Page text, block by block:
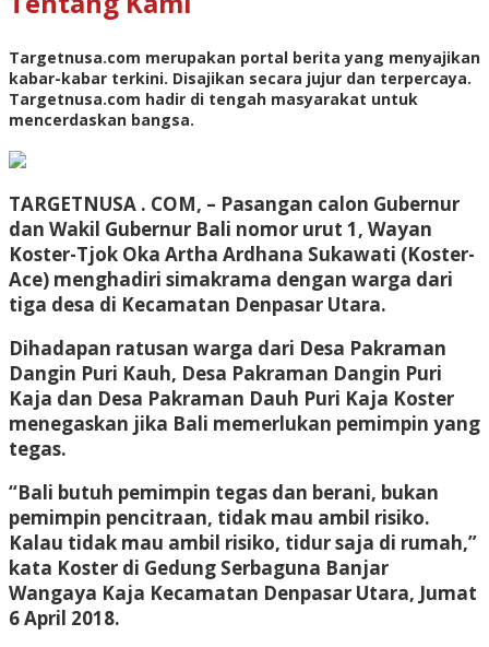
Targetnusa.com merupakan portal berita yang menyajikan
kabar-kabar terkini. Disajikan secara jujur dan terpercaya.
Targetnusa.com hadir di tengah masyarakat untuk
mencerdaskan bangsa.
TARGETNUSA . COM, – Pasangan calon Gubernur
dan Wakil Gubernur Bali nomor urut 1, Wayan
Koster-Tjok Oka Artha Ardhana Sukawati (Koster-
Ace) menghadiri simakrama dengan warga dari
tiga desa di Kecamatan Denpasar Utara.
Dihadapan ratusan warga dari Desa Pakraman
Dangin Puri Kauh, Desa Pakraman Dangin Puri
Kaja dan Desa Pakraman Dauh Puri Kaja Koster
menegaskan jika Bali memerlukan pemimpin yang
tegas.
“Bali butuh pemimpin tegas dan berani, bukan
pemimpin pencitraan, tidak mau ambil risiko.
Kalau tidak mau ambil risiko, tidur saja di rumah,”
kata Koster di Gedung Serbaguna Banjar
Wangaya Kaja Kecamatan Denpasar Utara, Jumat
6 April 2018.